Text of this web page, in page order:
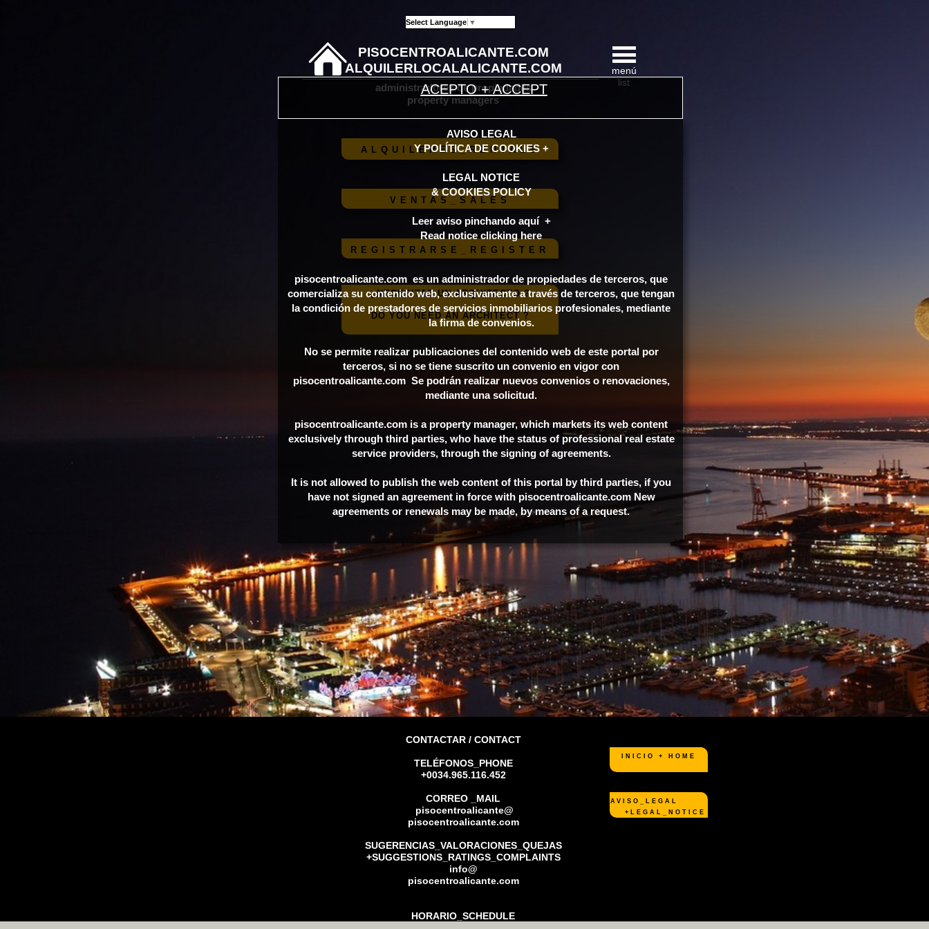
Select Language ▼
PISOCENTROALICANTE.COM
ALQUILERLOCALALICANTE.COM
administradores de propiedades
property managers
menú
list
REGISTRARSE_REGISTER
¿NECESITAS UN ARQUITECTO ?
DO YOU NEED AN ARCHITECT ?
ALQUILERES_RENTALS
VENTAS_SALES
ACEPTO + ACCEPT
AVISO LEGAL
Y POLÍTICA DE COOKIES +
LEGAL NOTICE
& COOKIES POLICY
Leer aviso pinchando aquí +
Read notice clicking here
pisocentroalicante.com es un administrador de propiedades de terceros, que
comercializa su contenido web, exclusivamente a través de terceros, que tengan
la condición de prestadores de servicios inmobiliarios profesionales, mediante
la firma de convenios.
No se permite realizar publicaciones del contenido web de este portal por
terceros, si no se tiene suscrito un convenio en vigor con
pisocentroalicante.com Se podrán realizar nuevos convenios o renovaciones,
mediante una solicitud.
pisocentroalicante.com is a property manager, which markets its web content
exclusively through third parties, who have the status of professional real estate
service providers, through the signing of agreements.
It is not allowed to publish the web content of this portal by third parties, if you
have not signed an agreement in force with pisocentroalicante.com New
agreements or renewals may be made, by means of a request.
CONTACTAR / CONTACT
TELÉFONOS_PHONE
+0034.965.116.452
CORREO _MAIL
pisocentroalicante@
pisocentroalicante.com
SUGERENCIAS_VALORACIONES_QUEJAS
+SUGGESTIONS_RATINGS_COMPLAINTS
info@
pisocentroalicante.com
HORARIO_SCHEDULE
INICIO + HOME
AVISO_LEGAL
+LEGAL_NOTICE